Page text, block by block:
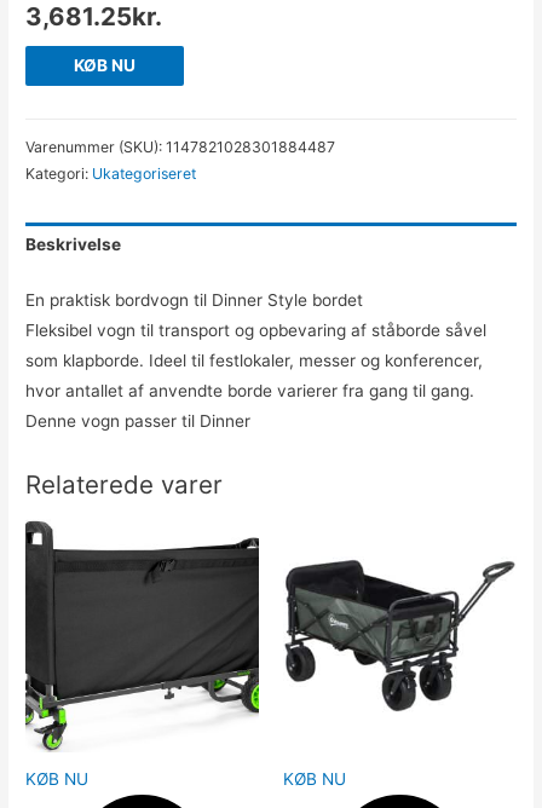
3,681.25kr.
KØB NU
Varenummer (SKU):1147821028301884487
Kategori: Ukategoriseret
Beskrivelse
En praktisk bordvogn til Dinner Style bordet
Fleksibel vogn til transport og opbevaring af ståborde såvel
som klapborde. Ideel til festlokaler, messer og konferencer,
hvor antallet af anvendte borde varierer fra gang til gang.
Denne vogn passer til Dinner
Relaterede varer
KØB NU KØB NU